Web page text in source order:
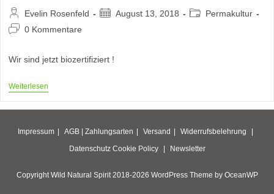
Beitrags-
Autor:
Evelin Rosenfeld
BeitragAugust 13, 2018
Beitrags-Permakultur
Beitrags-0 Kommentare
Wir sind jetzt biozertifiziert !
WeiterlesenWild
Impressum AGB | Zahlungsarten Versand
Widerrufsbelehrung
Datenschutz Cookie Policy Newsletter
Copyright Wild Natural Spirit 2018-2026 WordPress Theme by OceanWP